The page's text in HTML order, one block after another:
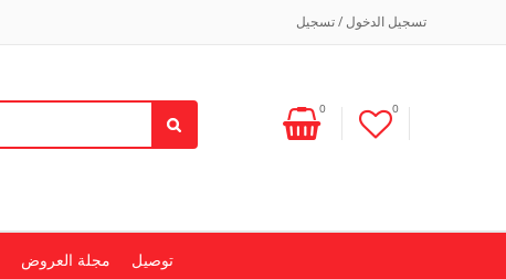
تسجيل الدخول / تسجيل
0 0
مجلة العروض توصيل